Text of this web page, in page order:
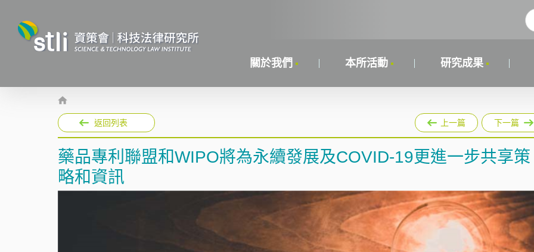
關於我們 本所活動 研究成果
返回列表 上一篇 下一篇
藥品專利聯盟和WIPO將為永續發展及COVID-19更進一步共享策
略和資訊